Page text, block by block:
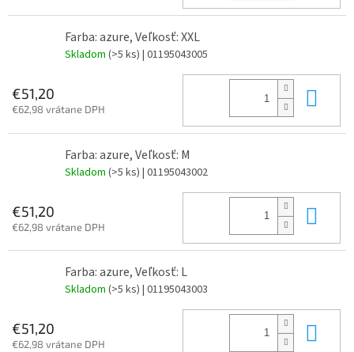
Farba: azure, Veľkosť: XXL
Skladom (>5 ks) | 01195043005
€51,20
€62,98 vrátane DPH
Farba: azure, Veľkosť: M
Skladom (>5 ks) | 01195043002
€51,20
€62,98 vrátane DPH
Farba: azure, Veľkosť: L
Skladom (>5 ks) | 01195043003
€51,20
€62,98 vrátane DPH